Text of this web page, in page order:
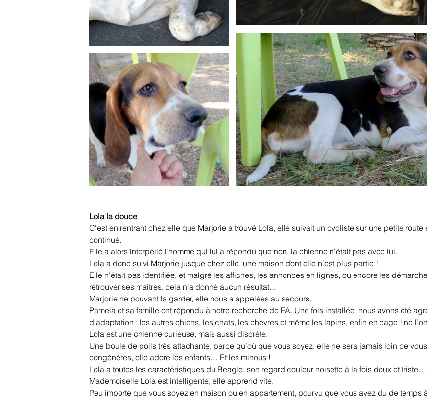
Lola la douce
C'est en rentrant chez elle que Marjorie a trouvé Lola, elle suivait un cycliste sur une petite
continué.
Elle a alors interpellé l'homme qui lui a répondu que non, la chienne n'était pas avec lui.
Lola a donc suivi Marjorie jusque chez elle, une maison dont elle n'est plus partie !
Elle n'était pas identifiée, et malgré les affiches, les annonces en lignes, ou encore les
retrouver ses maîtres, cela n'a donné aucun résultat…
Marjorie ne pouvant la garder, elle nous a appelées au secours.
Pamela et sa famille ont répondu à notre recherche de FA. Une fois installée, nous avons été
d’adaptation : les autres chiens, les chats, les chèvres et même les lapins, enfin en cage ! ne
Lola est une chienne curieuse, mais aussi discrète.
Une boule de poils très attachante, parce qu’où que vous soyez, elle ne sera jamais loin de
congénères, elle adore les enfants… Et les minous !
Lola a toutes les caractéristiques du Beagle, son regard couleur noisette à la fois doux et
Mademoiselle Lola est intelligente, elle apprend vite.
Peu importe que vous soyez en maison ou en appartement, pourvu que vous ayez du de